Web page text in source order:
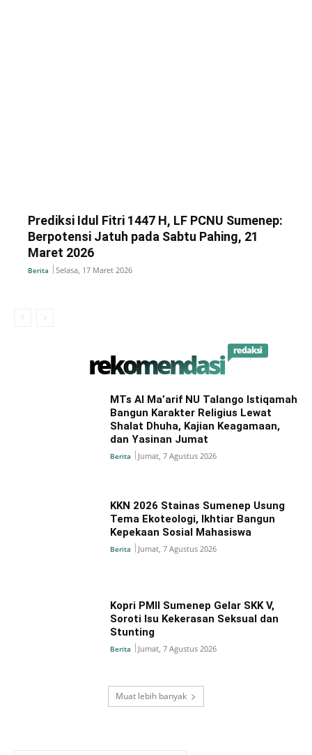
Prediksi Idul Fitri 1447 H, LF PCNU Sumenep:
Berpotensi Jatuh pada Sabtu Pahing, 21
Maret 2026
Berita Selasa, 17 Maret 2026
rekomendasi redaksi
MTs Al Ma’arif NU Talango Istiqamah
Bangun Karakter Religius Lewat
Shalat Dhuha, Kajian Keagamaan,
dan Yasinan Jumat
Berita Jumat, 7 Agustus 2026
KKN 2026 Stainas Sumenep Usung
Tema Ekoteologi, Ikhtiar Bangun
Kepekaan Sosial Mahasiswa
Berita Jumat, 7 Agustus 2026
Kopri PMII Sumenep Gelar SKK V,
Soroti Isu Kekerasan Seksual dan
Stunting
Berita Jumat, 7 Agustus 2026
Muat lebih banyak